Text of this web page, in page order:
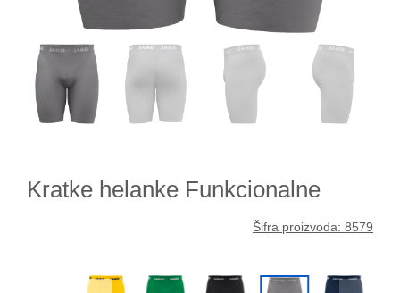
Kratke helanke Funkcionalne
Šifra proizvoda: 8579